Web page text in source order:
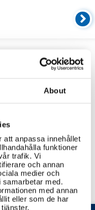
About
att anpassa innehållet
funktioner
trafik. Vi
och annan
medier och
med.
med annan
eller som de har